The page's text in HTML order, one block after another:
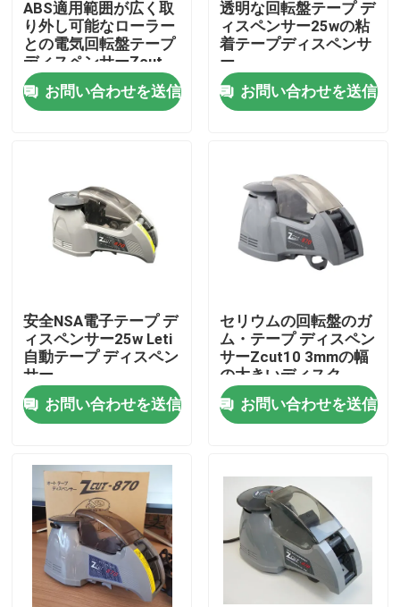
家
私達について
工場旅行
品質管理
私達に連絡しなさい
ニュース
電気テープ ディスペンサー
回転盤テープ ディスペンサー
自動テープ ディスペンサー
ABS適用範囲が広く取
り外し可能なローラー
との電気回転盤テープ
ディスペンサーZcut
10
お問い合わせを送信
透明な回転盤テープ デ
ィスペンサー25wの粘
着テープディスペンサ
ー
お問い合わせを送信
安全NSA電子テープ デ
ィスペンサー25w Leti
自動テープ ディスペン
サー
お問い合わせを送信
セリウムの回転盤のガ
ム・テープ ディスペン
サーZcut10 3mmの幅
の大きいディスク
お問い合わせを送信